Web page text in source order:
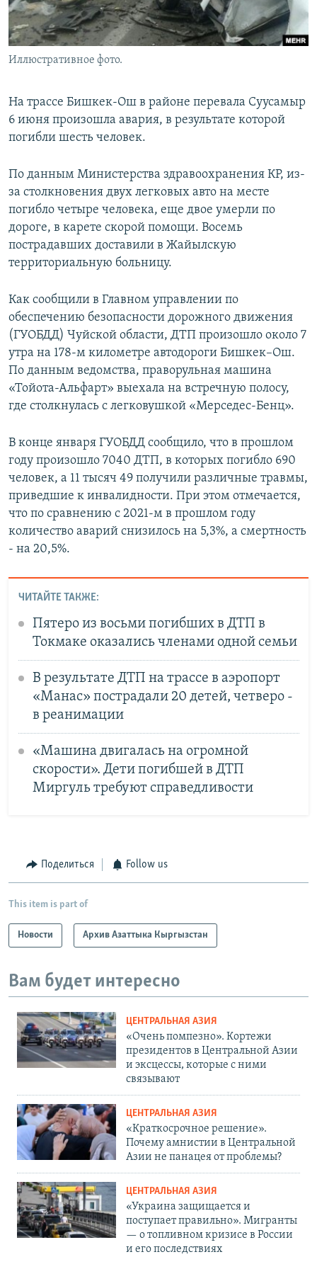
Иллюстративное фото.
На трассе Бишкек-Ош в районе перевала Суусамыр
6 июня произошла авария, в результате которой
погибли шесть человек.
По данным Министерства здравоохранения КР, из-
за столкновения двух легковых авто на месте
погибло четыре человека, еще двое умерли по
дороге, в карете скорой помощи. Восемь
пострадавших доставили в Жайылскую
территориальную больницу.
Как сообщили в Главном управлении по
обеспечению безопасности дорожного движения
(ГУОБДД) Чуйской области, ДТП произошло около 7
утра на 178-м километре автодороги Бишкек–Ош.
По данным ведомства, праворульная машина
«Тойота-Альфарт» выехала на встречную полосу,
где столкнулась с легковушкой «Мерседес-Бенц».
В конце января ГУОБДД сообщило, что в прошлом
году произошло 7040 ДТП, в которых погибло 690
человек, а 11 тысяч 49 получили различные травмы,
приведшие к инвалидности. При этом отмечается,
что по сравнению с 2021-м в прошлом году
количество аварий снизилось на 5,3%, а смертность
- на 20,5%.
ЧИТАЙТЕ ТАКЖЕ:
Пятеро из восьми погибших в ДТП в
Токмаке оказались членами одной семьи
В результате ДТП на трассе в аэропорт
«Манас» пострадали 20 детей, четверо -
в реанимации
«Машина двигалась на огромной
скорости». Дети погибшей в ДТП
Миргуль требуют справедливости
Поделиться Follow us
This item is part of
Новости Архив Азаттыка Кыргызстан
Вам будет интересно
ЦЕНТРАЛЬНАЯ АЗИЯ
«Очень помпезно». Кортежи
президентов в Центральной Азии
и эксцессы, которые с ними
связывают
ЦЕНТРАЛЬНАЯ АЗИЯ
«Краткосрочное решение».
Почему амнистии в Центральной
Азии не панацея от проблемы?
ЦЕНТРАЛЬНАЯ АЗИЯ
«Украина защищается и
поступает правильно». Мигранты
— о топливном кризисе в России
и его последствиях